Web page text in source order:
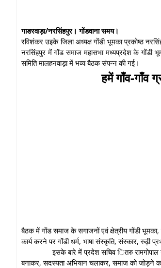
गाडरवाड़ा/नरसिंहपुर। गोंडवाना समय।
रविशंकर उइके जिला अध्यक्ष गोंडी भूमका प्रकोष्ठ
नरसिंहपुर में गोंड समाज महासभा मध्यप्रदेश के गोंडी
समिति मालहनवाड़ा में भव्य बैठक संपन्न की गई।
हमें गाँव-गाँव
बैठक में गोंड समाज के सगाजनों एवं क्षेत्रीय गोंडी
कार्य करने पर गोंडी धर्म, भाषा संस्कृति, संस्कार, रुढ़ी
इसके बारे में प्रदेश सचिव ितरु रामगोपाल
बनाकर, सदस्यता अभियान चलाकर, समाज को जोड़ने का